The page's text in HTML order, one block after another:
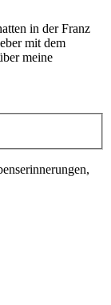
in der Franz
mit dem
meine